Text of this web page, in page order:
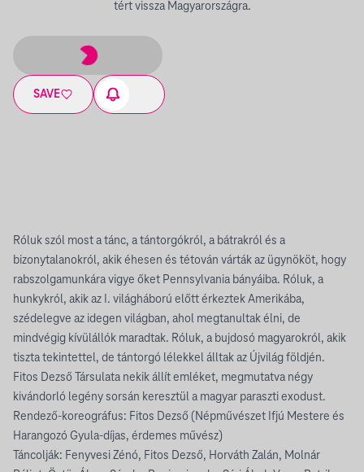
tért vissza Magyarországra.
SAVE
Róluk szól most a tánc, a tántorgókról, a bátrakról és a
bizonytalanokról, akik éhesen és tétován várták az ügynököt, hogy
rabszolgamunkára vigye őket Pennsylvania bányáiba. Róluk, a
hunkykról, akik az I. világháború előtt érkeztek Amerikába,
szédelegve az idegen világban, ahol megtanultak élni, de
mindvégig kívülállók maradtak. Róluk, a bujdosó magyarokról, akik
tiszta tekintettel, de tántorgó lélekkel álltak az Újvilág földjén.
Fitos Dezső Társulata nekik állít emléket, megmutatva négy
kivándorló legény sorsán keresztül a magyar paraszti exodust.
Rendező-koreográfus: Fitos Dezső (Népművészet Ifjú Mestere és
Harangozó Gyula-díjas, érdemes művész)
Táncolják: Fenyvesi Zénó, Fitos Dezső, Horváth Zalán, Molnár